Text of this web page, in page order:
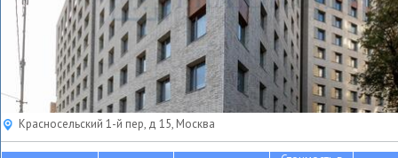
Красносельский 1-й пер, д 15, Москва